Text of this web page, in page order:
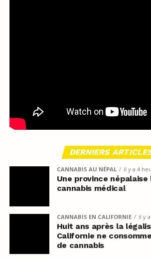
DERNIERS
CANNABIS AU NÉPAL il y a 4
Une province népalaise
cannabis médical
CANNABIS EN CALIFORNIE il y
Huit ans après la
Californie ne
de cannabis